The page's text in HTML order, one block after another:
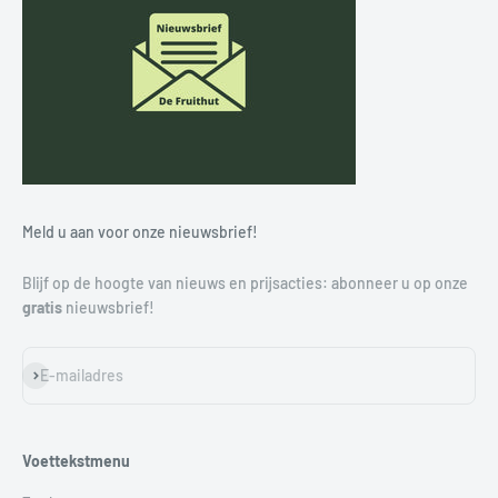
Meld u aan voor onze nieuwsbrief!
Blijf op de hoogte van nieuws en prijsacties: abonneer u op onze
gratis nieuwsbrief!
E-mailadres
Abonneren
Voettekstmenu